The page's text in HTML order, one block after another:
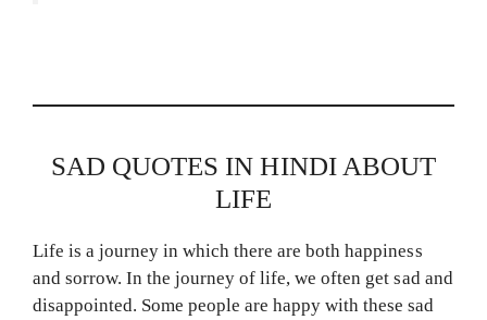
SAD QUOTES IN HINDI ABOUT
LIFE
Life is a journey in which there are both happiness
and sorrow. In the journey of life, we often get sad and
disappointed. Some people are happy with these sad